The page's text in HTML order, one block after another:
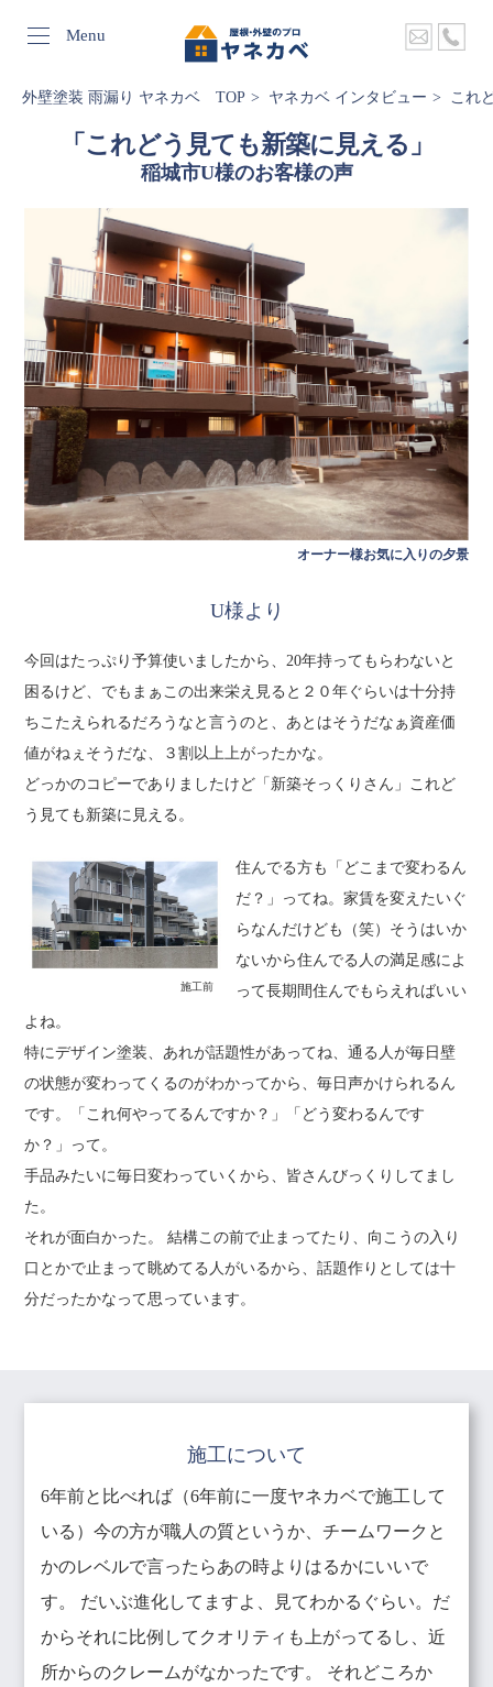
Menu
外壁塗装 雨漏り ヤネカベ TOP ヤネカベ インタビュー これ
「これどう見ても新築に見える」
稲城市U様のお客様の声
オーナー様お気に入りの夕景
U様より
今回はたっぷり予算使いましたから、20年持ってもらわないと
困るけど、でもまぁこの出来栄え見ると２０年ぐらいは十分持
ちこたえられるだろうなと言うのと、あとはそうだなぁ資産価
値がねぇそうだな、３割以上上がったかな。
どっかのコピーでありましたけど「新築そっくりさん」これど
う見ても新築に見える。
施工前
住んでる方も「どこまで変わるん
だ？」ってね。家賃を変えたいぐ
らなんだけども（笑）そうはいか
ないから住んでる人の満足感によ
って長期間住んでもらえればいい
よね。
特にデザイン塗装、あれが話題性があってね、通る人が毎日壁
の状態が変わってくるのがわかってから、毎日声かけられるん
です。「これ何やってるんですか？」「どう変わるんです
か？」って。
手品みたいに毎日変わっていくから、皆さんびっくりしてまし
た。
それが面白かった。 結構この前で止まってたり、向こうの入り
口とかで止まって眺めてる人がいるから、話題作りとしては十
分だったかなって思っています。
施工について
6年前と比べれば（6年前に一度ヤネカベで施工して
いる）今の方が職人の質というか、チームワークと
かのレベルで言ったらあの時よりはるかにいいで
す。 だいぶ進化してますよ、見てわかるぐらい。だ
からそれに比例してクオリティも上がってるし、近
所からのクレームがなかったです。 それどころか